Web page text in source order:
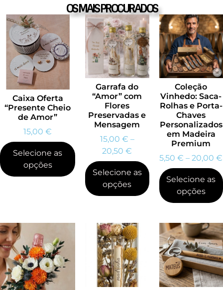
OS MAIS PROCURADOS
Caixa Oferta
“Presente Cheio
de Amor”
15,00 €
Selecione as
opções
Garrafa do
“Amor” com
Flores
Preservadas e
Mensagem
15,00 € –
20,50€
Selecione as
opções
Coleção
Vinhedo: Saca-
Rolhas e Porta-
Chaves
Personalizados
em Madeira
Premium
5,50€ – 20,00€
Selecione as
opções